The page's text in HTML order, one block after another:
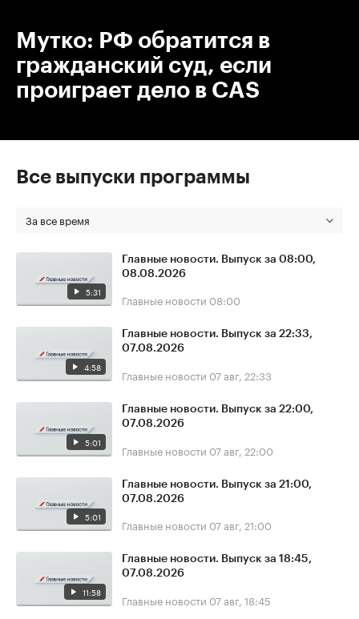
Мутко: РФ обратится в
гражданский суд, если
проиграет дело в CAS
Все выпуски программы
За все время
5:31
Главные новости. Выпуск за 08:00,
08.08.2026
Главные новости 08:00
4:58
Главные новости. Выпуск за 22:33,
07.08.2026
Главные новости 07 авг, 22:33
5:01
Главные новости. Выпуск за 22:00,
07.08.2026
Главные новости 07 авг, 22:00
5:01
Главные новости. Выпуск за 21:00,
07.08.2026
Главные новости 07 авг, 21:00
11:58
Главные новости. Выпуск за 18:45,
07.08.2026
Главные новости 07 авг, 18:45